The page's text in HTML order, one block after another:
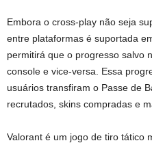
Embora o cross-play não seja
entre plataformas é suportada
permitirá que o progresso salvo
console e vice-versa. Essa
usuários transfiram o Passe de
recrutados, skins compradas e
Valorant é um jogo de tiro tático